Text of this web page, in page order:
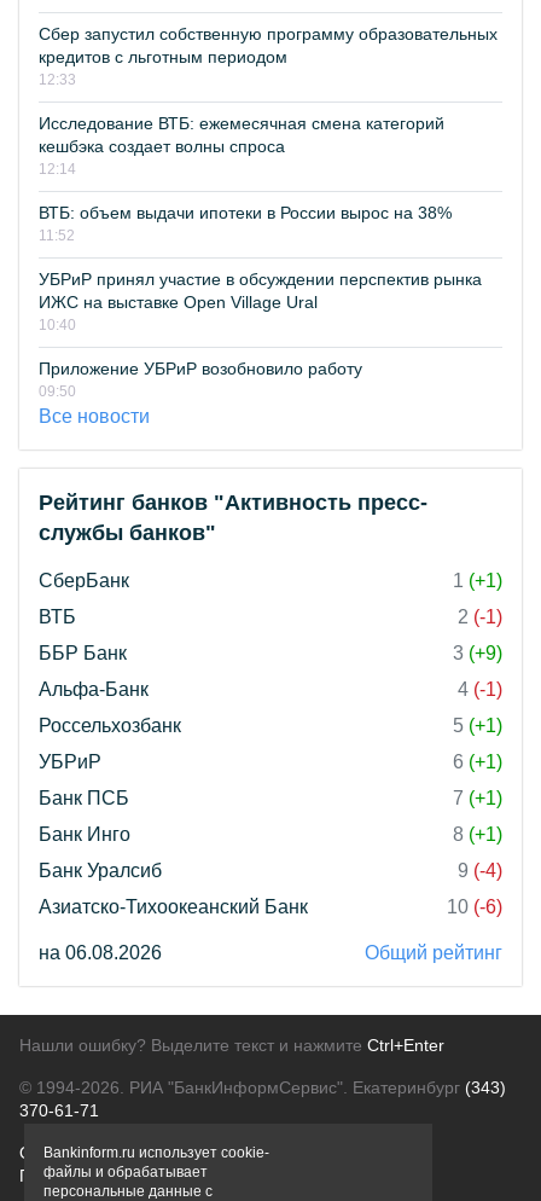
Сбер запустил собственную программу образовательных
кредитов с льготным периодом
12:33
Исследование ВТБ: ежемесячная смена категорий
кешбэка создает волны спроса
12:14
ВТБ: объем выдачи ипотеки в России вырос на 38%
11:52
УБРиР принял участие в обсуждении перспектив рынка
ИЖС на выставке Open Village Ural
10:40
Приложение УБРиР возобновило работу
09:50
Все новости
Рейтинг банков "Активность пресс-
службы банков"
СберБанк 1 (+1)
ВТБ
2 (-1)
ББР Банк
3 (+9)
Альфа-Банк
4 (-1)
Россельхозбанк
5 (+1)
УБРиР
6 (+1)
Банк ПСБ
7 (+1)
Банк Инго
8 (+1)
Банк Уралсиб
9 (-4)
Азиатско-Тихоокеанский Банк
10 (-6)
на 06.08.2026 Общий рейтинг
Нашли ошибку? Выделите текст и нажмите Ctrl+Enter
© 1994-2026. РИА "БанкИнформСервис". Екатеринбург (343)
370-61-71
О проектеПолитика конфиденциальности
Правовая информацияДля рекламодателей
Bankinform.ru использует cookie-
файлы и обрабатывает
персональные данные с